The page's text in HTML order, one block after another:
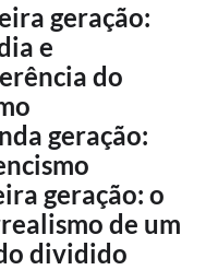
geração:
e
do
geração:
geração: o
de um
dividido